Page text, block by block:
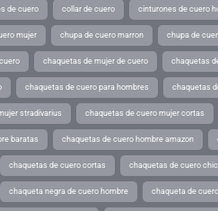
de cuero collar de cuero cinturones de cuero
mujer chupa de cuero marron chupa de
chaquetas de mujer de cuero chaquetas
chaquetas de cuero para hombres chaquetas
stradivarius chaquetas de cuero mujer cortas
baratas chaquetas de cuero hombre amazon
chaquetas de cuero cortas chaquetas de cuero
chaqueta negra de cuero hombre chaqueta de